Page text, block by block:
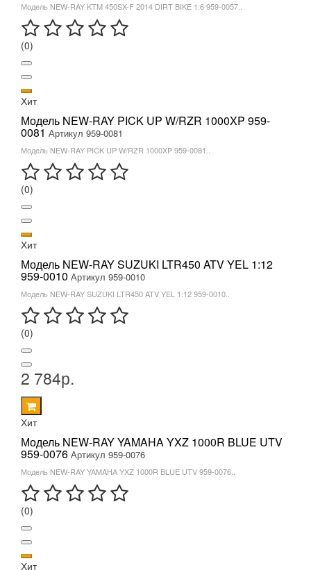
Модель NEW-RAY KTM 450SX-F 2014 DIRT BIKE 1:6 959-0057..
(0)
Хит
Модель NEW-RAY PICK UP W/RZR 1000XP 959-
0081 Артикул 959-0081
Модель NEW-RAY PICK UP W/RZR 1000XP 959-0081..
(0)
Хит
Модель NEW-RAY SUZUKI LTR450 ATV YEL 1:12
959-0010 Артикул 959-0010
Модель NEW-RAY SUZUKI LTR450 ATV YEL 1:12 959-0010..
(0)
2 784р.
Хит
Модель NEW-RAY YAMAHA YXZ 1000R BLUE UTV
959-0076 Артикул 959-0076
Модель NEW-RAY YAMAHA YXZ 1000R BLUE UTV 959-0076..
(0)
Хит